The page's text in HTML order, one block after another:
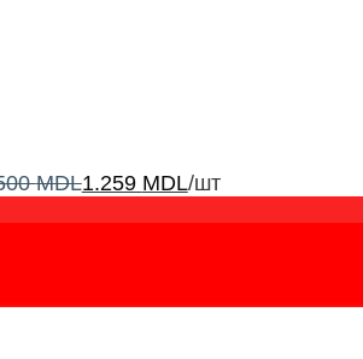
MDL1.259 MDL/шт